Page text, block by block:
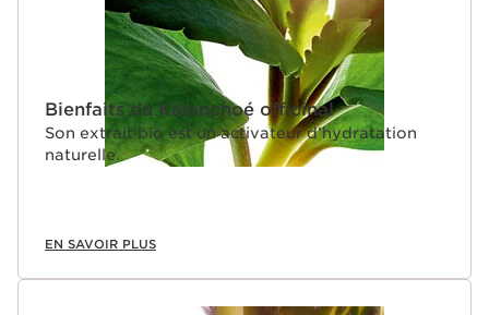
Bienfaits du Kalanchoé officinal
Son extrait bio est un activateur d’hydratation
naturelle.
EN SAVOIR PLUS